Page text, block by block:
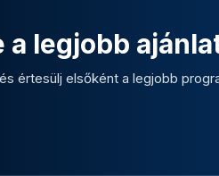
a legjobb
értesülj elsőként a legjobb